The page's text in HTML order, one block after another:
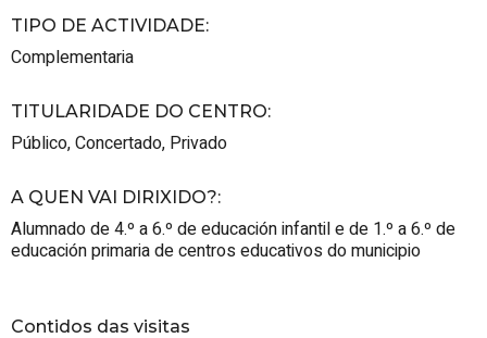
TIPO DE ACTIVIDADE:
Complementaria
TITULARIDADE DO CENTRO:
Público,Concertado, Privado
A QUEN VAI DIRIXIDO?:
Alumnado de 4.º a 6.º de educación infantil e de 1.º a 6.º de
educación primaria de centros educativos do municipio
Contidos das visitas